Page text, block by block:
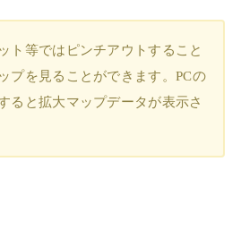
ト等ではピンチアウトすること
プを見ることができます。PCの
ると拡大マップデータが表示さ